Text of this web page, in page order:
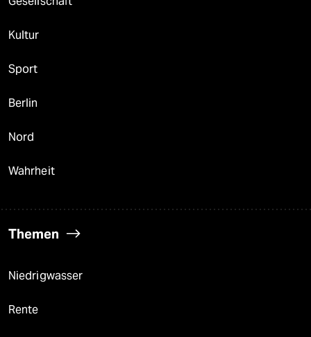
Kultur
Sport
Berlin
Nord
Wahrheit
Themen
Niedrigwasser
Rente